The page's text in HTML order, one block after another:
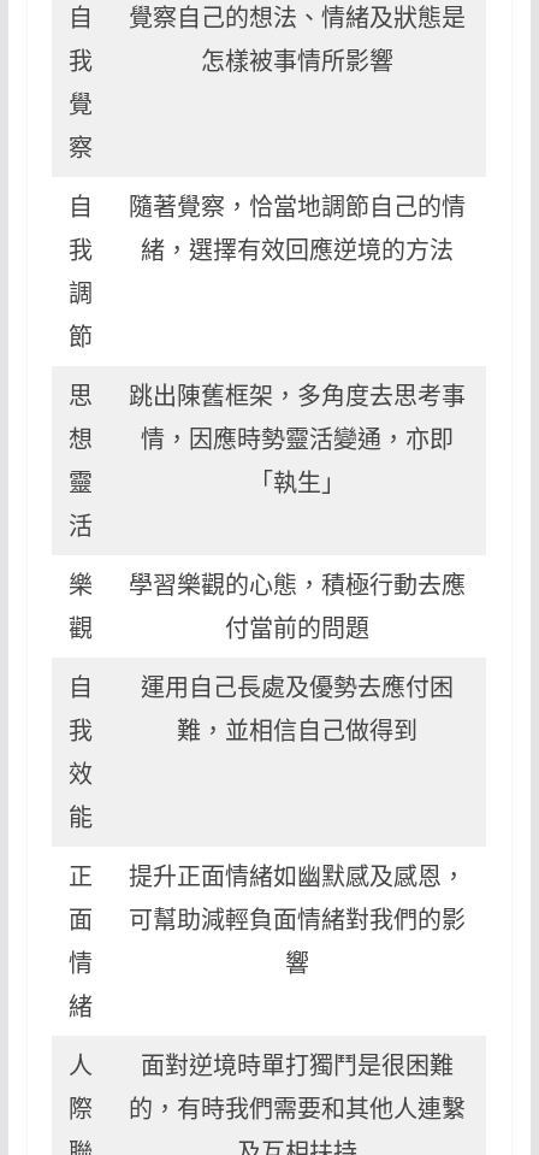
自
我
覺
察
覺察自己的想法、情緒及狀態是
怎樣被事情所影響
自
我
調
節
隨著覺察，恰當地調節自己的情
緒，選擇有效回應逆境的方法
思
想
靈
活
跳出陳舊框架，多角度去思考事
情，因應時勢靈活變通，亦即
「執生」
樂
觀
學習樂觀的心態，積極行動去應
付當前的問題
自
我
效
能
運用自己長處及優勢去應付困
難，並相信自己做得到
正
面
情
緒
提升正面情緒如幽默感及感恩，
可幫助減輕負面情緒對我們的影
響
人
際
面對逆境時單打獨鬥是很困難
的，有時我們需要和其他人連繫